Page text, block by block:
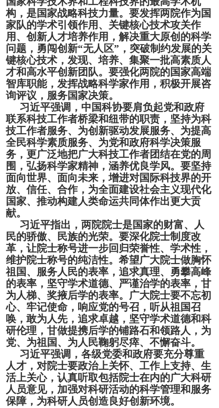
构，是国家战略科技力量。要发挥两院作为国
家队的学术引领作用、关键核心技术攻关作
用、创新人才培养作用，解决重大原创的科学
问题，勇闯创新“无人区”，突破制约发展的关
键核心技术，发现、培养、集聚一批高素质人
才和高水平创新团队。要强化两院的国家高端
智库职能，发挥战略科学家作用，积极开展咨
询评议， 服务国家决策。
习近平强调，中国科协要肩负起党和政府
联系科技工作者桥梁和纽带的职责，坚持为科
技工作者服务、为创新驱动发展服务、为提高
全民科学素质服务、为党和政府科学决策服
务，更广泛地把广大科技工作者团结在党的周
围，弘扬科学家精神，涵养优良学风。要坚持
面向世界、面向未来，增进对国际科技界的开
放、信任、合作，为全面建设社会主义现代化
国家、推动构建人类命运共同体作出更大贡
献。
习近平指出，两院院士是国家的财富、人
民的骄傲、民族的光荣。要深化院士制度改
革，让院士称号进一步回归荣誉性、学术性，
维护院士称号的纯洁性。希望广大院士做胸怀
祖国、服务人民的表率，追求真理、勇攀高峰
的表率，坚守学术道德、严谨治学的表率，甘
为人梯、奖掖后学的表率。广大院士要不忘初
心、牢记使命，响应党的号召，听从祖国召
唤，敢为人先，追求卓越，坚守学术道德和科
研伦理，甘做提携后学的铺路石和领路人，为
党、为祖国、为人民鞠躬尽瘁、不懈奋斗。
习近平强调，各级党委和政府要充分尊重
人才，对院士要政治上关怀、工作上支持、生
活上关心，认真听取包括院士在内的广大科研
人员意见，加强对科研活动的科学管理和服务
保障，为科研人员创造良好创新环境。